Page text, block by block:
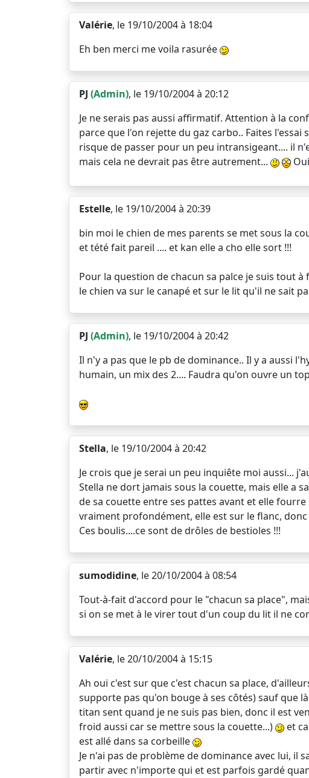
Valérie, le 19/10/2004 à 18:04
Eh ben merci me voila rasurée
PJ (Admin), le 19/10/2004 à 20:12
Je ne serais pas aussi affirmatif. Attention à la
parce que l'on rejette du gaz carbo.. Faites
risque de passer pour un peu intransigeant.... il
mais cela ne devrait pas être autrement...
Estelle, le 19/10/2004 à 20:39
bin moi le chien de mes parents se met sous la
et tété fait pareil .... et kan elle a cho elle sort !!!
Pour la question de chacun sa palce je suis tout
le chien va sur le canapé et sur le lit qu'il ne sait
PJ (Admin), le 19/10/2004 à 20:42
Il n'y a pas que le pb de dominance.. Il y a aussi
humain, un mix des 2.... Faudra qu'on ouvre un
Stella, le 19/10/2004 à 20:42
Je crois que je serai un peu inquiête moi aussi...
Stella ne dort jamais sous la couette, mais elle a
de sa couette entre ses pattes avant et elle
vraiment profondément, elle est sur le flanc,
Ces boulis....ce sont de drôles de bestioles !!!
sumodidine, le 20/10/2004 à 08:54
Tout-à-fait d'accord pour le "chacun sa place",
si on se met à le virer tout d'un coup du lit il ne
Valérie, le 20/10/2004 à 15:15
Ah oui c'est sur que c'est chacun sa place,
supporte pas qu'on bouge à ses côtés) sauf que
titan sent quand je ne suis pas bien, donc il est
froid aussi car se mettre sous la couette...)
et
est allé dans sa corbeille
Je n'ai pas de problème de dominance avec lui, il
partir avec n'importe qui et est parfois gardé